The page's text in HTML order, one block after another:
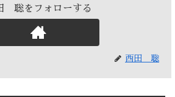
聡をフォローする
西田 聡